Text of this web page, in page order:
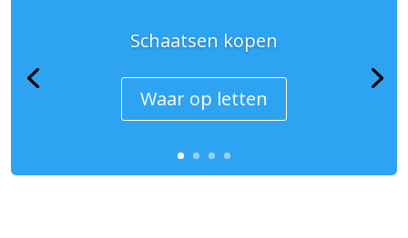
Schaatsen kopen
Waar op letten